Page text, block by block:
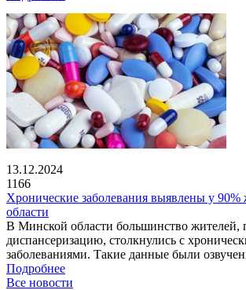
13.12.2024
1166
Хронические заболевания выявлены у
области
В Минской области большинство
диспансеризацию, столкнулись с
заболеваниями. Такие данные были
Подробнее
Все новости